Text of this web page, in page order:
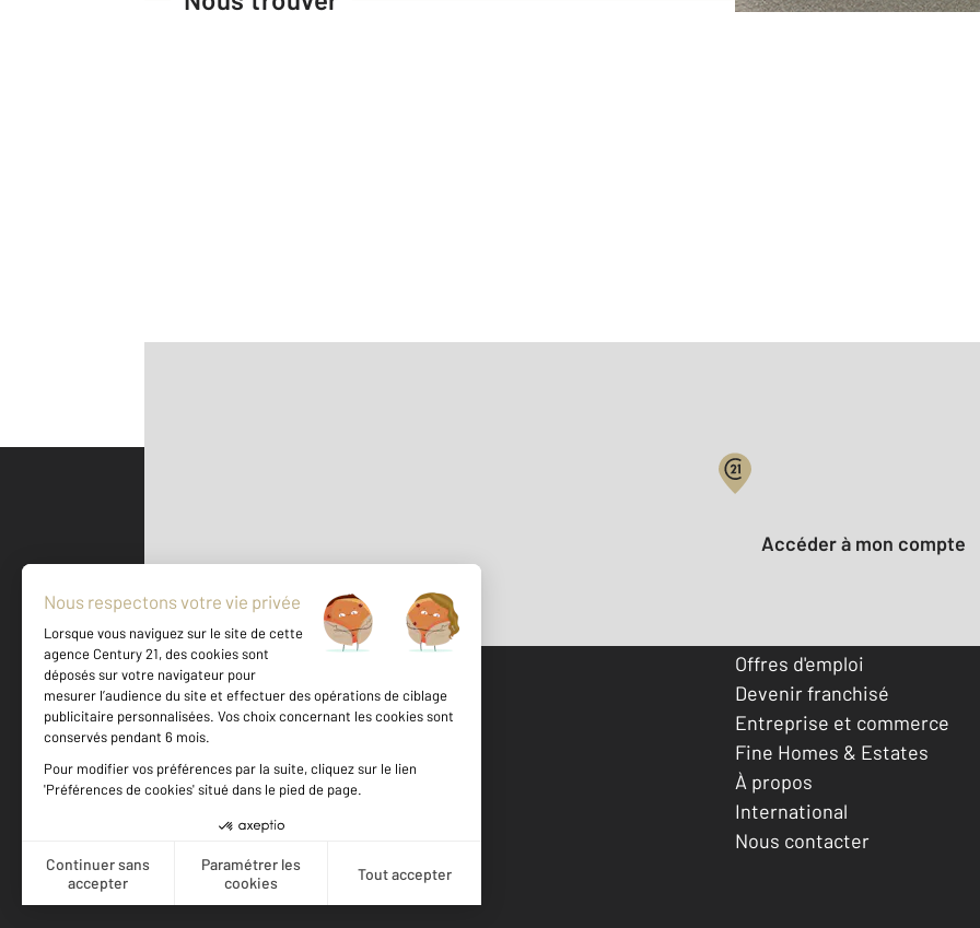
500 m ©Mappy
Votre compte :
Accéder à mon compte
Votre agence est notée
Achat
Location
Offres d'emploi
Devenir franchisé
Entreprise et commerce
Fine Homes & Estates
À propos
International
Nous contacter